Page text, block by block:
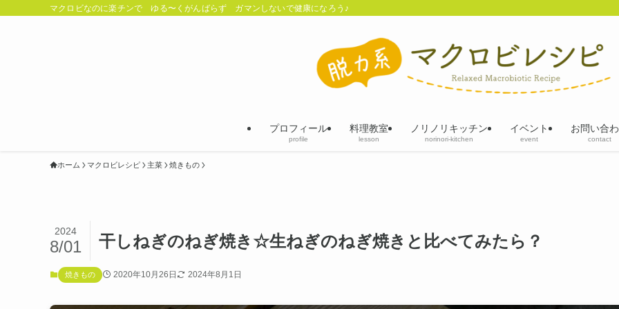
マクロビなのに楽チンで ゆる〜くがんばらず ガマンしないで健康になろう♪
プロフィール
profile
料理教室
lesson
ノリノリキッチン
norinori-kitchen
イベント
event
お問い合
contact
ホーム マクロビレシピ 主菜 焼きもの
干しねぎのねぎ焼き☆生ねぎのねぎ焼きと比べてみたら？
2024
8/01
焼きもの 2020年10月26日 2024年8月1日